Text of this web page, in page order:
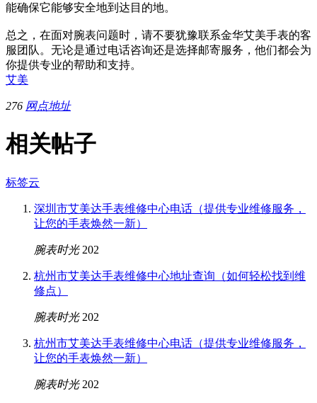
能确保它能够安全地到达目的地。
总之，在面对腕表问题时，请不要犹豫联系金华艾美手表的客
服团队。无论是通过电话咨询还是选择邮寄服务，他们都会为
你提供专业的帮助和支持。
艾美
276 网点地址
相关帖子
标签云
深圳市艾美达手表维修中心电话（提供专业维修服务，
让您的手表焕然一新）
腕表时光 202
杭州市艾美达手表维修中心地址查询（如何轻松找到维
修点）
腕表时光 202
杭州市艾美达手表维修中心电话（提供专业维修服务，
让您的手表焕然一新）
腕表时光 202